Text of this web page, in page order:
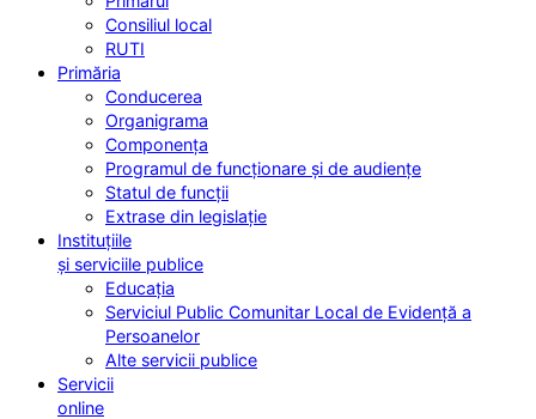
Consiliul local
RUTI
Primăria
Conducerea
Organigrama
Componența
Programul de funcționare și de audiențe
Statul de funcții
Extrase din legislație
Instituțiile
și serviciile publice
Educația
Serviciul Public Comunitar Local de Evidență a
Persoanelor
Alte servicii publice
Servicii
online